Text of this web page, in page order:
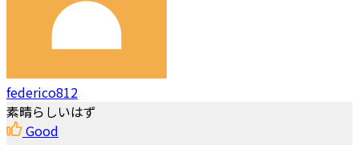
federico812
素晴らしいはず
Good